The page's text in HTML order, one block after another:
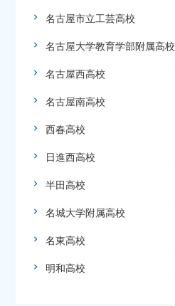
名古屋市立工芸高校
名古屋大学教育学部附属高校
名古屋西高校
名古屋南高校
西春高校
日進西高校
半田高校
名城大学附属高校
名東高校
明和高校